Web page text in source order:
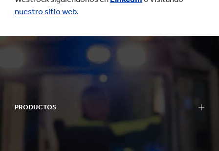
nuestro sitio web.
PRODUCTOS